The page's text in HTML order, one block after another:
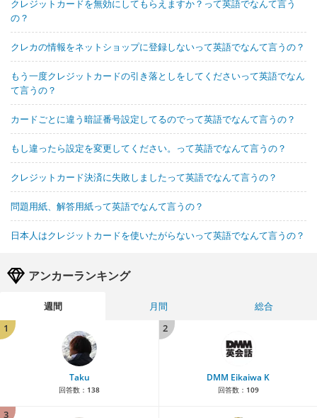
クレジットカードを無効にしてもらえますか？って英語でなんて言う
の？
クレカの情報をネットショップに登録しないって英語でなんて言うの？
もう一度クレジットカードの引き落としをしてくださいって英語でなん
て言うの？
カードごとに違う暗証番号設定してるのでって英語でなんて言うの？
もし違ったら設定を変更してください。って英語でなんて言うの？
クレジットカード決済に失敗しましたって英語でなんて言うの？
問題用紙、解答用紙って英語でなんて言うの？
日本人はクレジットカードを使いたがらないって英語でなんて言うの？
アンカーランキング
週間 月間
総合
1
Taku
回答数： 138
2
DMM Eikaiwa K
回答数： 109
3